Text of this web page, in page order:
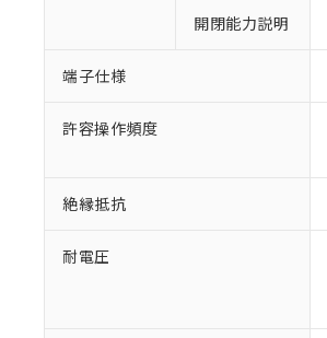
開閉能力説明
端子仕様
許容操作頻度
絶縁抵抗
耐電圧